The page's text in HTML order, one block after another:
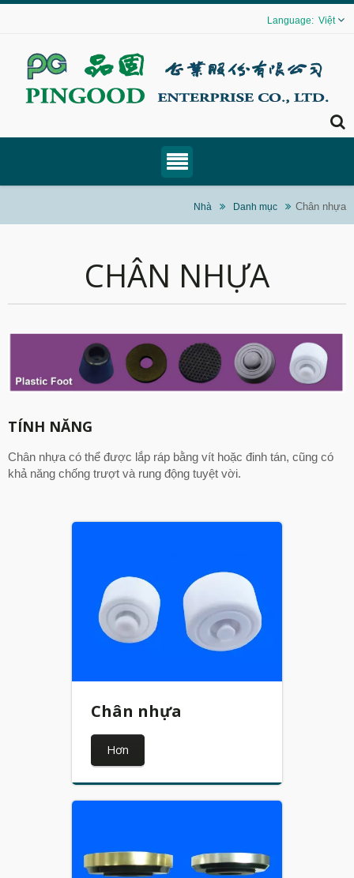
Việt
Nhà Danh mục Chân nhựa
CHÂN NHỰA
TÍNH NĂNG
Chân nhựa có thể được lắp ráp bằng vít hoặc đinh tán, cũng có
khả năng chống trượt và rung động tuyệt vời.
Chân nhựa
Hơn